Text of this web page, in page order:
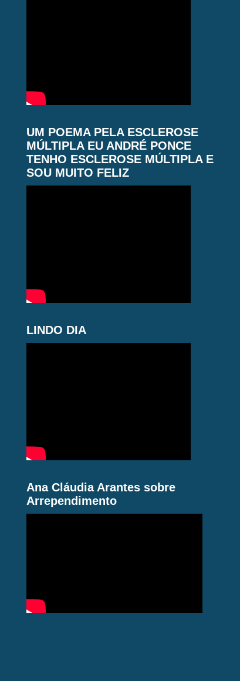
UM POEMA PELA ESCLEROSE
MÚLTIPLA EU ANDRÉ PONCE
TENHO ESCLEROSE MÚLTIPLA E
SOU MUITO FELIZ
LINDO DIA
Ana Cláudia Arantes sobre
Arrependimento